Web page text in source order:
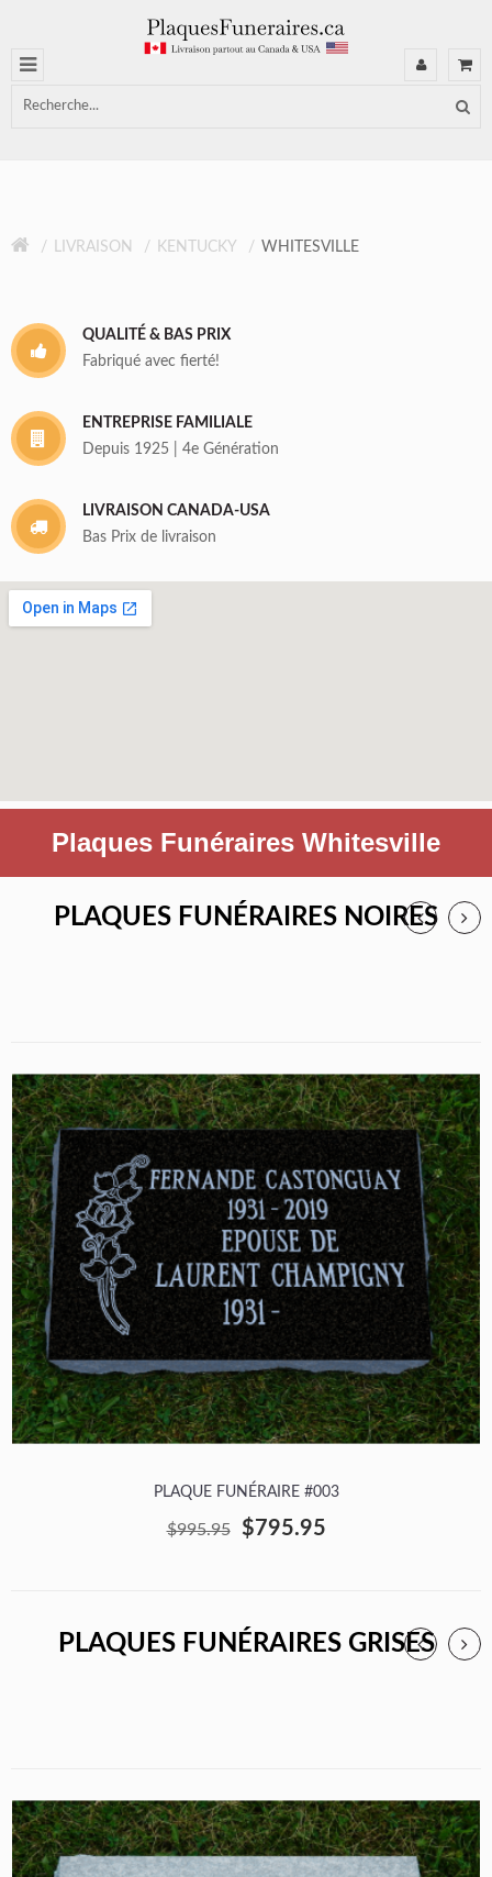
LIVRAISON KENTUCKY WHITESVILLE
QUALITÉ & BAS PRIX
Fabriqué avec fierté!
ENTREPRISE FAMILIALE
Depuis 1925 | 4e Génération
LIVRAISON CANADA-USA
Bas Prix de livraison
Plaques Funéraires Whitesville
PLAQUES FUNÉRAIRES NOIRES
PLAQUE FUNÉRAIRE #003
$995.95 $795.95
PLAQUES FUNÉRAIRES GRISES